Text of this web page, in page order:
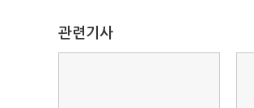
관련기사